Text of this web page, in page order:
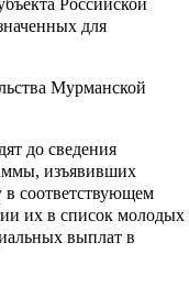
для
Мурманской
до сведения
изъявивших
соответствующем
их в список молодых
выплат в